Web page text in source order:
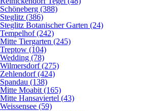
Schöneberg (388)
Steglitz (386)
Steglitz Botanischer Garten (24)
Tempelhof (242)
Mitte Tiergarten (245)
Treptow (104)
Wedding (78)
Wilmersdorf (275)
Zehlendorf (424)
Spandau (138)
Mitte Moabit (165)
Mitte Hansaviertel (43)
Weissensee (59)